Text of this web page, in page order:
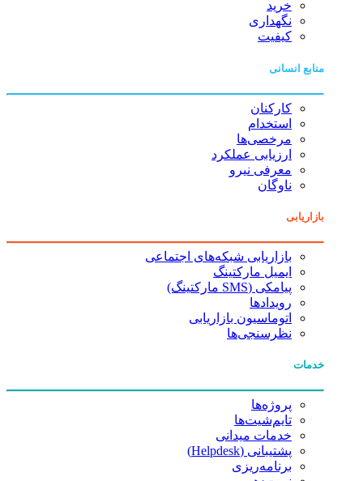
خرید
نگهداری
کیفیت
منابع انسانی
کارکنان
استخدام
مرخصی‌ها
ارزیابی عملکرد
معرفی نیرو
ناوگان
بازاریابی
بازاریابی شبکه‌های اجتماعی
ایمیل مارکتینگ
پیامکی (SMS مارکتینگ)
رویدادها
اتوماسیون بازاریابی
نظرسنجی‌ها
خدمات
پروژه‌ها
تایم‌شیت‌ها
خدمات میدانی
پشتیبانی (Helpdesk)
برنامه‌ریزی